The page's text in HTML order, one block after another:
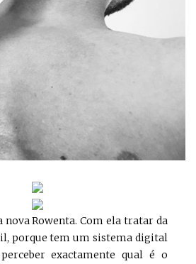
nova Rowenta. Com ela tratar da
porque tem um sistema digital
exactamente qual é o